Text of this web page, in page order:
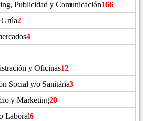
Publicidad y Comunicación166
Grúa2
4
y Oficinas12
Social y/o Sanitária3
y Marketing20
Laboral6